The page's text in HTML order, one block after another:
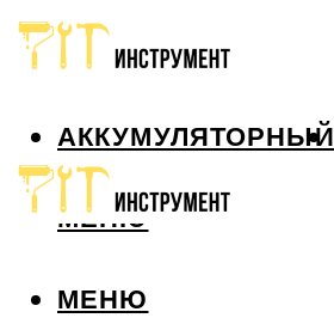
АККУМУЛЯТОРНЫЙ
МЕНЮ
МЕНЮ